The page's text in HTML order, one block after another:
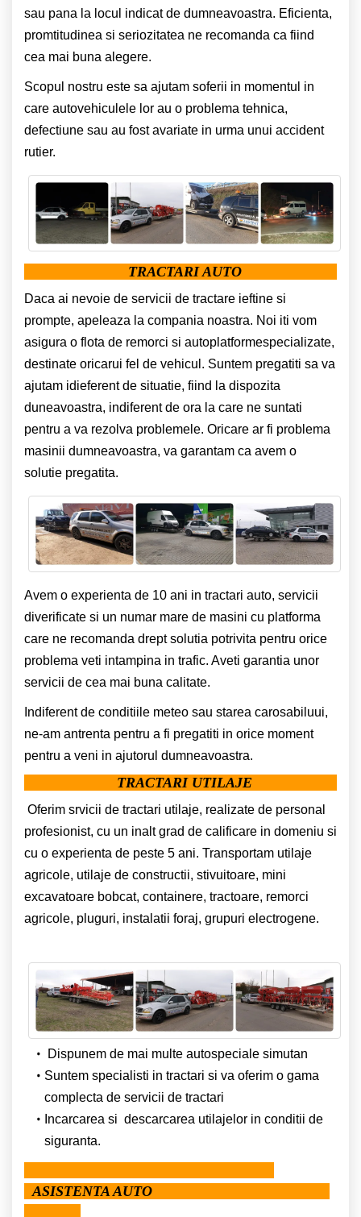
sau pana la locul indicat de dumneavoastra. Eficienta,
promtitudinea si seriozitatea ne recomanda ca fiind
cea mai buna alegere.
Scopul nostru este sa ajutam soferii in momentul in
care autovehiculele lor au o problema tehnica,
defectiune sau au fost avariate in urma unui accident
rutier.
TRACTARI AUTO
Daca ai nevoie de servicii de tractare ieftine si
prompte, apeleaza la compania noastra. Noi iti vom
asigura o flota de remorci si autoplatformespecializate,
destinate oricarui fel de vehicul. Suntem pregatiti sa va
ajutam idieferent de situatie, fiind la dispozita
duneavoastra, indiferent de ora la care ne suntati
pentru a va rezolva problemele. Oricare ar fi problema
masinii dumneavoastra, va garantam ca avem o
solutie pregatita.
Avem o experienta de 10 ani in tractari auto, servicii
diverificate si un numar mare de masini cu platforma
care ne recomanda drept solutia potrivita pentru orice
problema veti intampina in trafic. Aveti garantia unor
servicii de cea mai buna calitate.
Indiferent de conditiile meteo sau starea carosabiluui,
ne-am antrenta pentru a fi pregatiti in orice moment
pentru a veni in ajutorul dumneavoastra.
TRACTARI UTILAJE
Oferim srvicii de tractari utilaje, realizate de personal
profesionist, cu un inalt grad de calificare in domeniu si
cu o experienta de peste 5 ani. Transportam utilaje
agricole, utilaje de constructii, stivuitoare, mini
excavatoare bobcat, containere, tractoare, remorci
agricole, pluguri, instalatii foraj, grupuri electrogene.
Dispunem de mai multe autospeciale simutan
Suntem specialisti in tractari si va oferim o gama
complecta de servicii de tractari
Incarcarea si descarcarea utilajelor in conditii de
siguranta.
ASISTENTA AUTO